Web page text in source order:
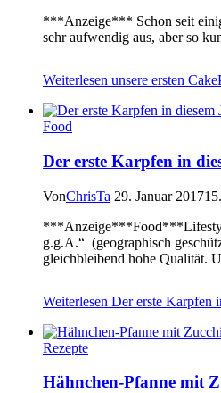
***Anzeige*** Schon seit
sehr aufwendig aus, aber so
Weiterlesen unsere ersten
Food
Der erste Karpfen in
VonChrisTa 29. Januar 2017
g.g.A.“ (geographisch
gleichbleibend hohe Qualität.
Weiterlesen Der erste Karpfen
Rezepte
Hähnchen-Pfanne mit